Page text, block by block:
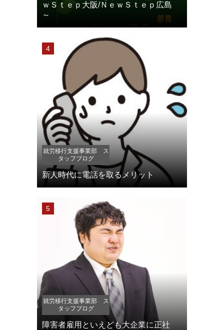
ｗＳｔｅｐ大阪/ＮｅｗＳｔｅｐ広島
～
就労移行支援事業部 ス
タッフブログ
新人時代に電話を取るメリット
就労移行支援事業部 ス
タッフブログ
障害者雇用といえども大企業に正社